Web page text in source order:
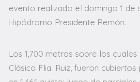
evento realizado el domingo 1 de
Hipódromo Presidente Remón.
Los 1,700 metros sobre los
Clásico Flia. Ruiz, fueron